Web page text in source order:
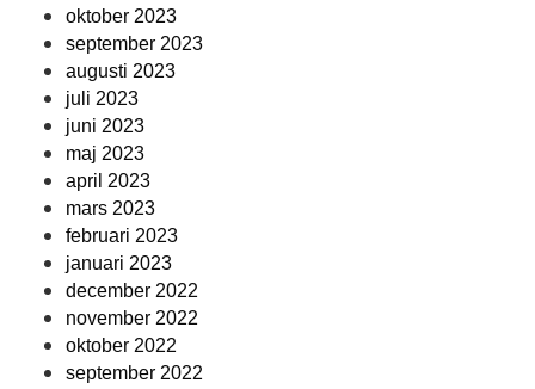
oktober 2023
september 2023
augusti 2023
juli 2023
juni 2023
maj 2023
april 2023
mars 2023
februari 2023
januari 2023
december 2022
november 2022
oktober 2022
september 2022